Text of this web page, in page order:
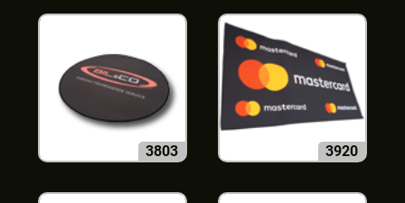
3803 3920